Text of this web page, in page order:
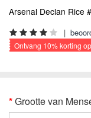
Arsenal Declan Rice
|
Ontvang 10%korting
Grootte van